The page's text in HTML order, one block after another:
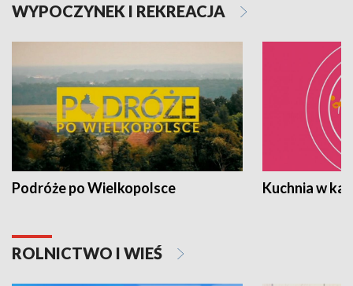
WYPOCZYNEK I REKREACJA
Podróże po Wielkopolsce Kuchnia w
ROLNICTWO I WIEŚ